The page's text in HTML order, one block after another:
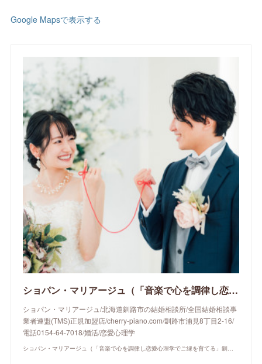
Google Mapsで表示する
ショパン・マリアージュ（「音楽で心を調律し恋愛心理学でご縁を育てる」釧路市の結婚相談所）/ 全国結婚相談事業者連盟正規加盟店 / cherry-piano.com
ショパン・マリアージュ/北海道釧路市の結婚相談所/全国結婚相談事
業者連盟(TMS)正規加盟店/cherry-piano.com/釧路市浦見8丁目2-16/
電話0154-64-7018/婚活/恋愛心理学